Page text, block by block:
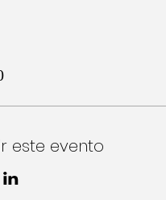
este evento